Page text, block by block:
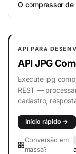
O compressor de
API PARA
API JPG
Execute jpg
REST —
cadastro,
Início rápido →
Conversão em
massa?